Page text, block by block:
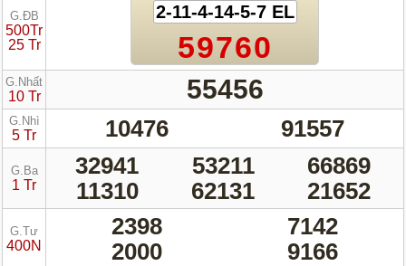
G.ĐB
500Tr
25 Tr
2-11-4-14-5-7 EL
59760
G.Nhất
10 Tr 55456
G.Nhì
5 Tr 10476 91557
G.Ba
1 Tr
32941 53211
66869
11310
62131 21652
G.Tư
400N
2398
7142
2000
9166